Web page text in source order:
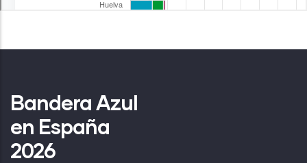
Bandera Azul
en España
2026